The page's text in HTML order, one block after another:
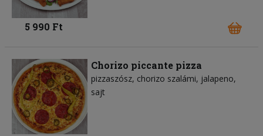
5 990 Ft
Chorizo piccante pizza
pizzaszósz chorizo szalámi jalapeno
sajt